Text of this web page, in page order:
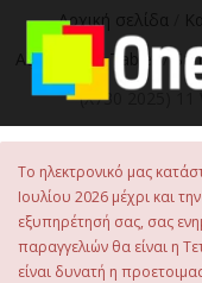
περιεχόμενοΑρχική σελίδα
Αξεσουάρ
/Tablet /
(X730 2025) 11
Το ηλεκτρονικό μας
Ιουλίου 2026 μέχρι και
εξυπηρέτησή σας, σας
παραγγελιών θα είναι η
είναι δυνατή η